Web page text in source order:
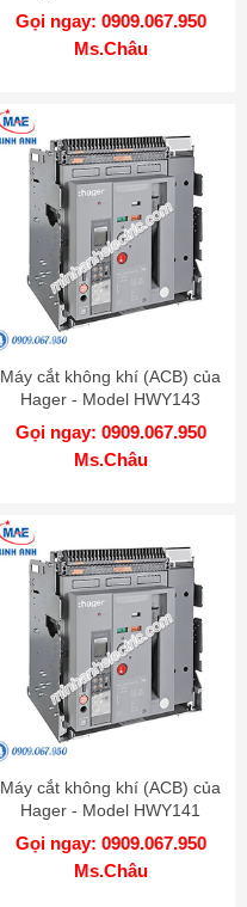
Gọi ngay: 0909.067.950
Ms.Châu
Máy cắt không khí (ACB) của
Hager - Model HWY143
Gọi ngay: 0909.067.950
Ms.Châu
Máy cắt không khí (ACB) của
Hager - Model HWY141
Gọi ngay: 0909.067.950
Ms.Châu